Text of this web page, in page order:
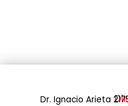
Dr. Ignacio Arieta